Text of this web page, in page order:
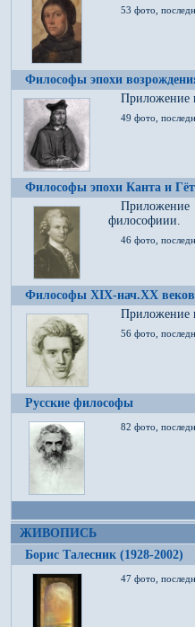
53 фото,
Философы эпохи
Приложение
49 фото,
Философы эпохи Канта и
философиии.
46 фото,
Философы XIX-нач.XX веков
Приложение
56 фото,
Русские философы
82 фото,
ЖИВОПИСЬ
Борис Талесник (1928-2002)
47 фото,